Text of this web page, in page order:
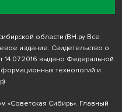
области (ВН.ру Все
издание. Свидетельство о
выдано Федеральной
технологий и
«Советская Сибирь». Главный